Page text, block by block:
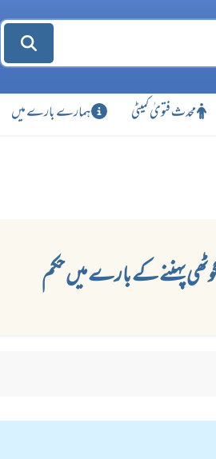
محدث فتویٰ کمیٹی ہمارے بارے میں